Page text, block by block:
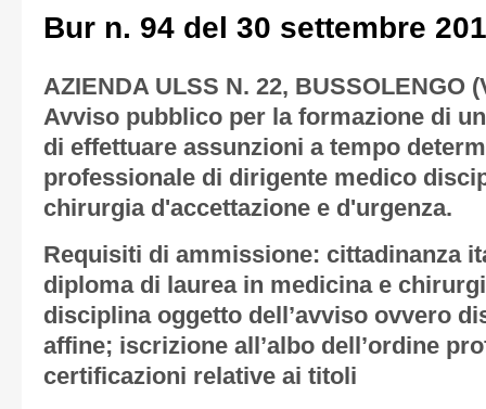
Bur n. 94 del 30 settembre
AZIENDA ULSS N. 22, BUSSOLENGO
Avviso pubblico per la formazione di
di effettuare assunzioni a tempo
professionale di dirigente medico
chirurgia d'accettazione e d'urgenza.
Requisiti di ammissione: cittadinanza
diploma di laurea in medicina e
disciplina oggetto dell’avviso ovvero
affine; iscrizione all’albo dell’ordine
certificazioni relative ai titoli